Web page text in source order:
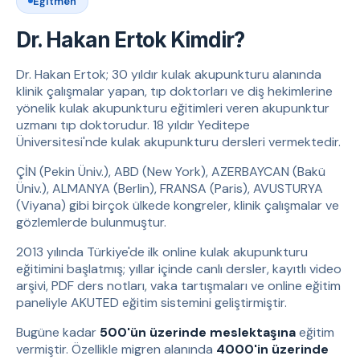
Dr. Hakan Ertok Kimdir?
Dr. Hakan Ertok; 30 yıldır kulak akupunkturu alanında
klinik çalışmalar yapan, tıp doktorları ve diş hekimlerine
yönelik kulak akupunkturu eğitimleri veren akupunktur
uzmanı tıp doktorudur. 18 yıldır Yeditepe
Üniversitesi'nde kulak akupunkturu dersleri vermektedir.
ÇİN (Pekin Üniv.), ABD (New York), AZERBAYCAN (Bakü
Üniv.), ALMANYA (Berlin), FRANSA (Paris), AVUSTURYA
(Viyana) gibi birçok ülkede kongreler, klinik çalışmalar ve
gözlemlerde bulunmuştur.
2013 yılında Türkiye'de ilk online kulak akupunkturu
eğitimini başlatmış; yıllar içinde canlı dersler, kayıtlı video
arşivi, PDF ders notları, vaka tartışmaları ve online eğitim
paneliyle AKUTED eğitim sistemini geliştirmiştir.
Bugüne kadar 500'ün üzerinde meslektaşınaeğitim
vermiştir. Özellikle migren alanında 4000'in üzerinde